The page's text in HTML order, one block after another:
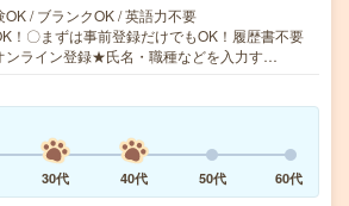
OK / ブランクOK / 英語力不要
！〇まずは事前登録だけでもOK！履歴書不要
ンライン登録★氏名・職種などを入力す…
30代 40代 50代 60代